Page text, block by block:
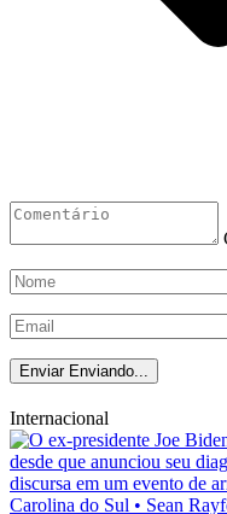
Enviar Enviando...
Internacional